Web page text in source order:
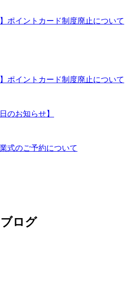
ポイントカード制度廃止について
ポイントカード制度廃止について
のお知らせ】
式のご予約について
ログ